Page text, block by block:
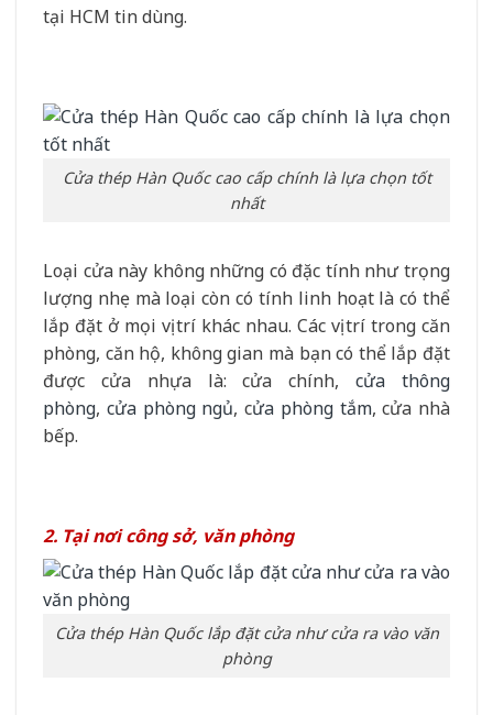
tại HCM tin dùng.
Cửa thép Hàn Quốc cao cấp chính là lựa chọn tốt
nhất
Loại cửa này không những có đặc tính như trọng
lượng nhẹ mà loại còn có tính linh hoạt là có thể
lắp đặt ở mọi vị trí khác nhau. Các vị trí trong căn
phòng, căn hộ, không gian mà bạn có thể lắp đặt
được cửa nhựa là: cửa chính,cửa thông
phòng, cửa phòng ngủ, cửa phòng tắm, cửa nhà
bếp.
2. Tại nơi công sở, văn phòng
Cửa thép Hàn Quốc lắp đặt cửa như cửa ra vào văn
phòng